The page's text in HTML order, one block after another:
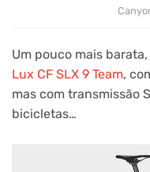
Um pouco mais
Lux CF SLX 9 Team,
mas com transmissão
bicicletas…